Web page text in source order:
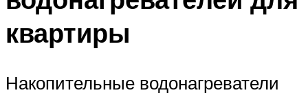
квартиры
Накопительные водонагреватели